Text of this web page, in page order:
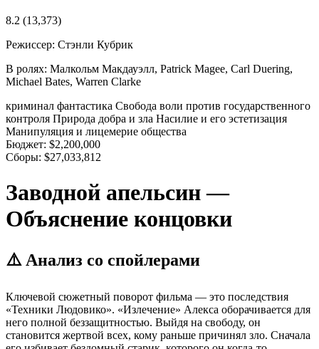
8.2 (13,373)
Режиссер: Стэнли Кубрик
В ролях: Малкольм Макдауэлл, Patrick Magee, Carl Duering,
Michael Bates, Warren Clarke
криминал фантастика Свобода воли против государственного
контроля Природа добра и зла Насилие и его эстетизация
Манипуляция и лицемерие общества
Бюджет: $2,200,000
Сборы: $27,033,812
Заводной апельсин —
Объяснение концовки
⚠️ Анализ со спойлерами
Ключевой сюжетный поворот фильма — это последствия
«Техники Людовико». «Излечение» Алекса оборачивается для
него полной беззащитностью. Выйдя на свободу, он
становится жертвой всех, кому раньше причинял зло. Сначала